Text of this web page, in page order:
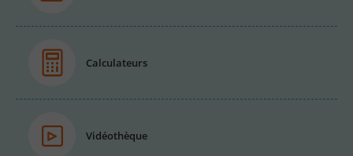
Calculateurs
Vidéothèque